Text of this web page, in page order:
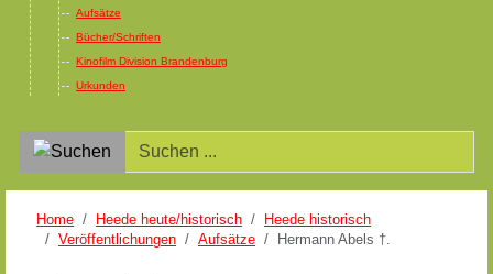
Aufsätze
Bücher/Schriften
Kinofilm Division Brandenburg
Urkunden
Home Heede heute/historisch
Heede historisch
Veröffentlichungen
Aufsätze Hermann Abels †.